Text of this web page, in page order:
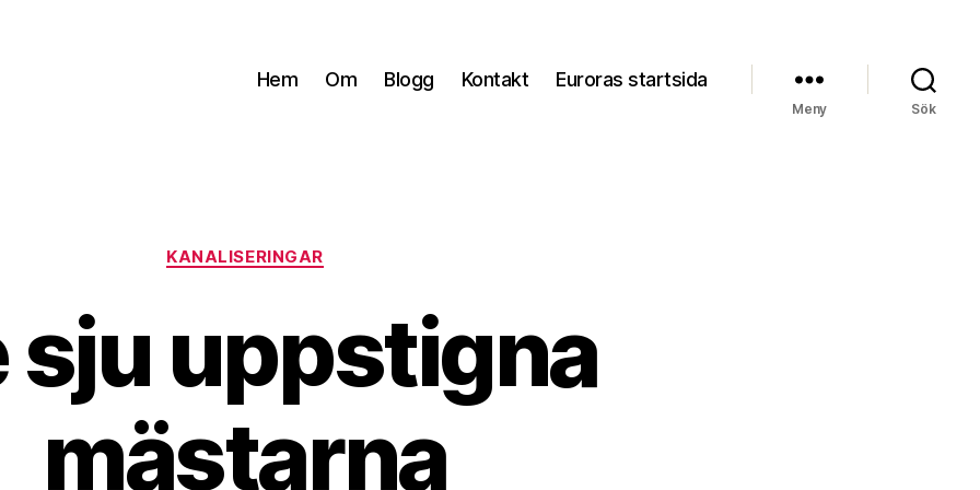
Hem Om Blogg Kontakt Euroras startsida
Meny Sök
Kategorier
KANALISERINGAR
sju uppstigna
mästarna